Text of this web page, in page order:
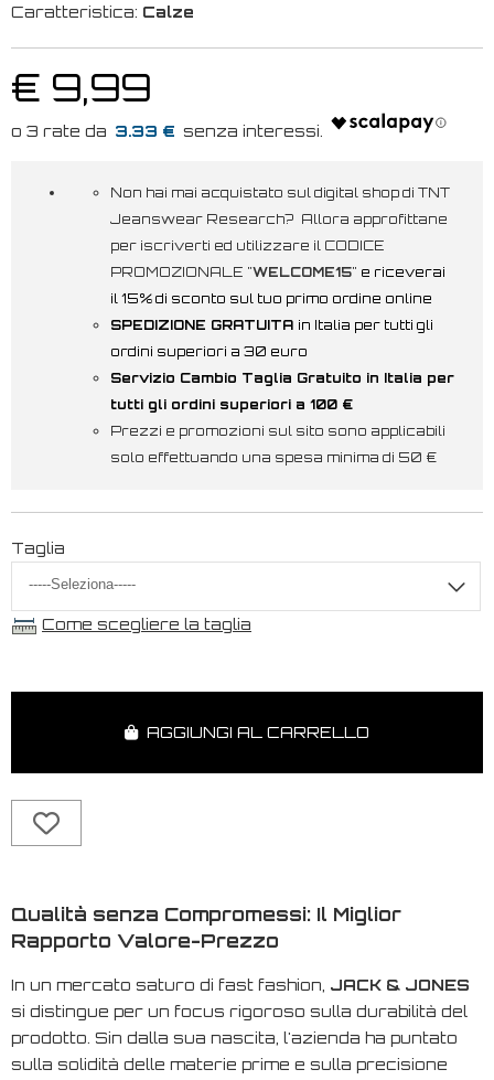
Caratteristica: Calze
€ 9,99
3.33 €
Non hai mai acquistato sul digital shop di TNT
Jeanswear Research? Allora approfittane
per iscriverti ed utilizzare il CODICE
PROMOZIONALE "WELCOME15" e riceverai
il 15% di sconto sul tuo primo ordine online
SPEDIZIONE GRATUITA in Italia per tutti gli
ordini superiori a 30 euro
Servizio Cambio Taglia Gratuito in Italia per
tutti gli ordini superiori a 100 €
Prezzi e promozioni sul sito sono applicabili
solo effettuando una spesa minima di 50 €
Taglia
Come scegliere la taglia
AGGIUNGI AL CARRELLO
Qualità senza Compromessi: Il Miglior
Rapporto Valore-Prezzo
In un mercato saturo di fast fashion JACK & JONES
si distingue per un focus rigoroso sulla durabilità del
prodotto. Sin dalla sua nascita, l'azienda ha puntato
sulla solidità delle materie prime e sulla precisione